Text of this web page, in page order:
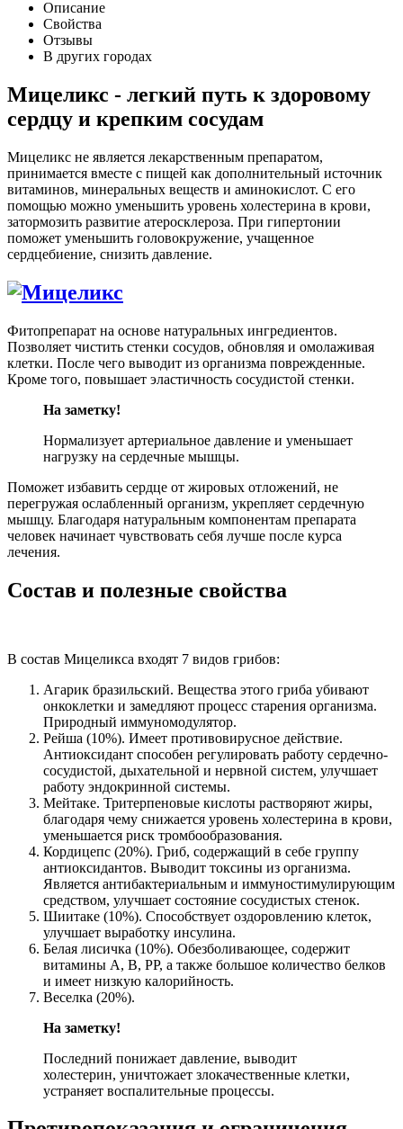
Описание
Свойства
Отзывы
В других городах
Мицеликс - легкий путь к здоровому
сердцу и крепким сосудам
Мицеликс не является лекарственным препаратом,
принимается вместе с пищей как дополнительный источник
витаминов, минеральных веществ и аминокислот. С его
помощью можно уменьшить уровень холестерина в крови,
затормозить развитие атеросклероза. При гипертонии
поможет уменьшить головокружение, учащенное
сердцебиение, снизить давление.
Фитопрепарат на основе натуральных ингредиентов.
Позволяет чистить стенки сосудов, обновляя и омолаживая
клетки. После чего выводит из организма поврежденные.
Кроме того, повышает эластичность сосудистой стенки.
На заметку!
Нормализует артериальное давление и уменьшает
нагрузку на сердечные мышцы.
Поможет избавить сердце от жировых отложений, не
перегружая ослабленный организм, укрепляет сердечную
мышцу. Благодаря натуральным компонентам препарата
человек начинает чувствовать себя лучше после курса
лечения.
Состав и полезные свойства
В состав Мицеликса входят 7 видов грибов:
Агарик бразильский. Вещества этого гриба убивают
онкоклетки и замедляют процесс старения организма.
Природный иммуномодулятор.
Рейша (10%). Имеет противовирусное действие.
Антиоксидант способен регулировать работу сердечно-
сосудистой, дыхательной и нервной систем, улучшает
работу эндокринной системы.
Мейтаке. Тритерпеновые кислоты растворяют жиры,
благодаря чему снижается уровень холестерина в крови,
уменьшается риск тромбообразования.
Кордицепс (20%). Гриб, содержащий в себе группу
антиоксидантов. Выводит токсины из организма.
Является антибактериальным и иммуностимулирующим
средством, улучшает состояние сосудистых стенок.
Шиитаке (10%). Способствует оздоровлению клеток,
улучшает выработку инсулина.
Белая лисичка (10%). Обезболивающее, содержит
витамины А, В, РР, а также большое количество белков
и имеет низкую калорийность.
Веселка (20%).
На заметку!
Последний понижает давление, выводит
холестерин, уничтожает злокачественные клетки,
устраняет воспалительные процессы.